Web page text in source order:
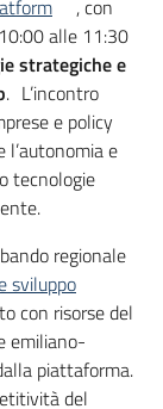
, con
alle 11:30
strategiche e
. L’incontro
e policy
l’autonomia e
tecnologie
regionale
sviluppo
con risorse del
emiliano-
piattaforma.
del